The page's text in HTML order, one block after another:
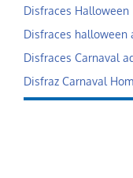
Disfraces Halloween
Disfraces halloween
Disfraces Carnaval
Disfraz Carnaval